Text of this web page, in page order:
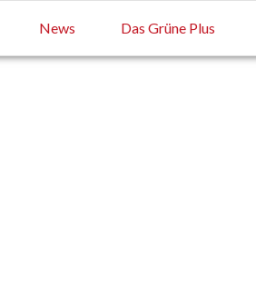
News Das Grüne Plus